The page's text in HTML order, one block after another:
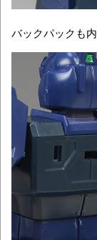
バックパックも